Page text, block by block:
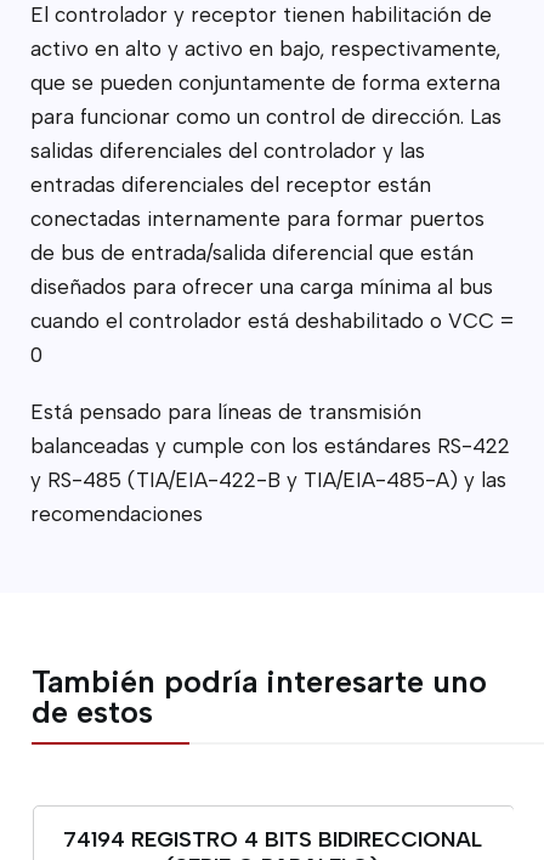
El controlador y receptor tienen habilitación de
activo en alto y activo en bajo, respectivamente,
que se pueden conjuntamente de forma externa
para funcionar como un control de dirección. Las
salidas diferenciales del controlador y las
entradas diferenciales del receptor están
conectadas internamente para formar puertos
de bus de entrada/salida diferencial que están
diseñados para ofrecer una carga mínima al bus
cuando el controlador está deshabilitado o VCC =
0
Está pensado para líneas de transmisión
balanceadas y cumple con los estándares RS-422
y RS-485 (TIA/EIA-422-B y TIA/EIA-485-A) y las
recomendaciones
También podría interesarte uno
de estos
74194 REGISTRO 4 BITS BIDIRECCIONAL